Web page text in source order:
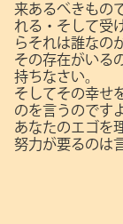
来あるべきもの
れる・そして受
らそれは誰なの
その存在がいる
持ちなさい。
そしてその幸せ
のを言うのです
あなたのエゴを
努力が要るのは